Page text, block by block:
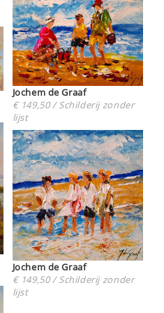
Jochem de Graaf
€ 149,50 / Schilderij zonder
lijst
Jochem de Graaf
€ 149,50 / Schilderij zonder
lijst